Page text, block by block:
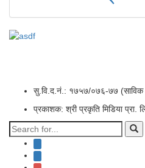
सु.वि.द.नं.: १७५७/०७६-७७
प्रकाशक: श्री प्रकृति मिडिया प्रा.